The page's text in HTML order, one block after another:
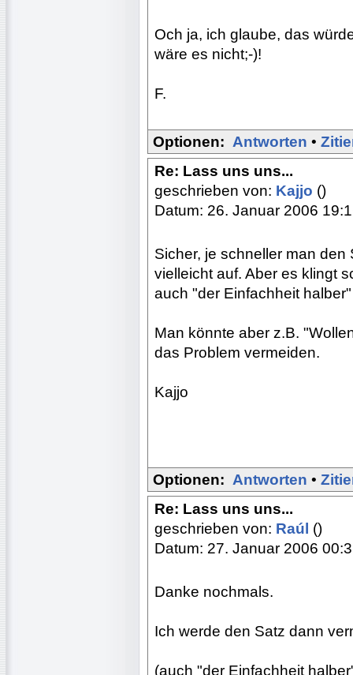
Och ja, ich glaube, das
wäre es nicht;-)!
F.
Optionen: Antworten •
Re: Lass uns uns...
geschrieben von: Kajjo ()
Datum: 26. Januar 2006
Sicher, je schneller man
vielleicht auf. Aber es klingt
auch "der Einfachheit
Man könnte aber z.B.
das Problem vermeiden.
Kajjo
Optionen: Antworten •
Re: Lass uns uns...
geschrieben von: Raúl ()
Datum: 27. Januar 2006
Danke nochmals.
Ich werde den Satz dann
(auch "der Einfachheit